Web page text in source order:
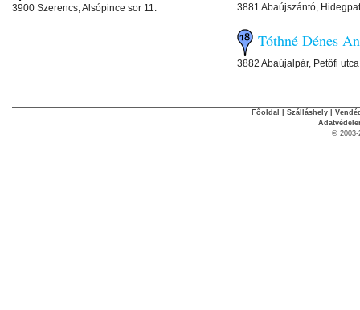
3900 Szerencs, Alsópince sor 11. 3881 Abaújszántó,
Tóthné Dénes
3882 Abaújalpár, Petőfi
Főoldal Szálláshely
© 2003-